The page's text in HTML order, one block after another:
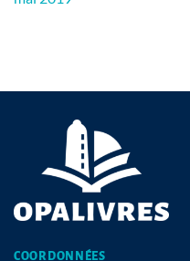
COORDONNÉES